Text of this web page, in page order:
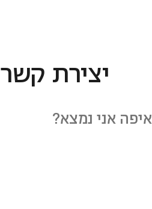
יצירת קשר
איפה אני נמצא?